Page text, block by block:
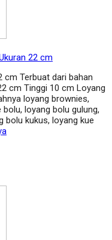
22 cm
cm Terbuat dari bahan
cm Tinggi 10 cm Loyang
loyang brownies,
loyang bolu gulung,
bolu kukus, loyang kue